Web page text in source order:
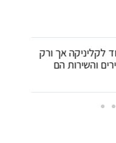
לקליניקה אך ורק
והשירות הם